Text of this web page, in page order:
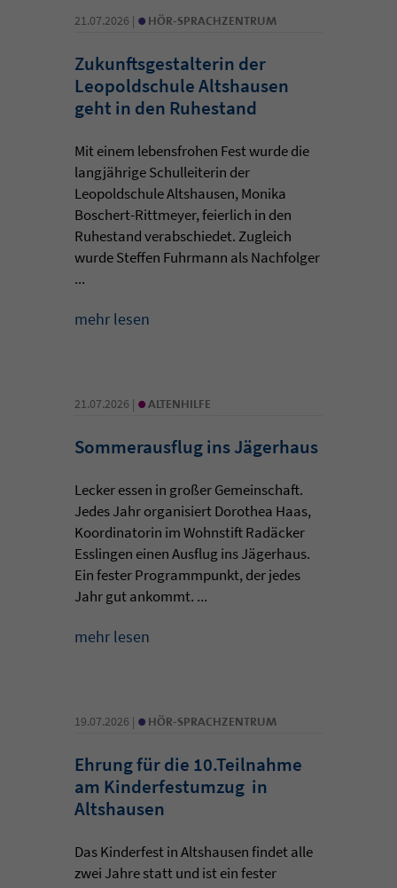
21.07.2026 | • HÖR-SPRACHZENTRUM
Zukunftsgestalterin der
Leopoldschule Altshausen
geht in den Ruhestand
Mit einem lebensfrohen Fest wurde die
langjährige Schulleiterin der
Leopoldschule Altshausen, Monika
Boschert-Rittmeyer, feierlich in den
Ruhestand verabschiedet. Zugleich
wurde Steffen Fuhrmann als Nachfolger
...
mehr lesen
21.07.2026 | • ALTENHILFE
Sommerausflug ins Jägerhaus
Lecker essen in großer Gemeinschaft.
Jedes Jahr organisiert Dorothea Haas,
Koordinatorin im Wohnstift Radäcker
Esslingen einen Ausflug ins Jägerhaus.
Ein fester Programmpunkt, der jedes
Jahr gut ankommt. ...
mehr lesen
19.07.2026 | • HÖR-SPRACHZENTRUM
Ehrung für die 10.Teilnahme
am Kinderfestumzug in
Altshausen
Das Kinderfest in Altshausen findet alle
zwei Jahre statt und ist ein fester